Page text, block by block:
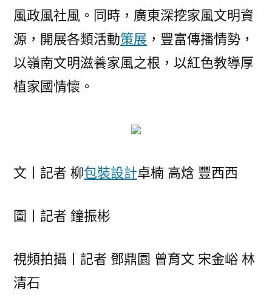
風政風社風。同時，廣東深挖家風文明資
源，開展各類活動策展 ，豐富傳播情勢，
以嶺南文明滋養家風之根，以紅色教導厚
植家國情懷。
文丨記者 柳包裝設計卓楠 高焓 豐西西
圖丨記者 鐘振彬
視頻拍攝丨記者 鄧鼎園 曾育文 宋金峪 林
清石